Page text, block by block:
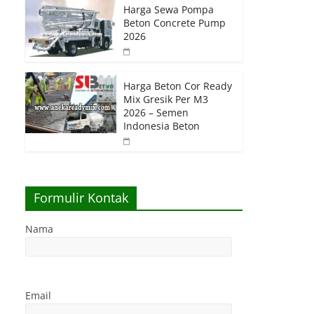
Harga Sewa Pompa
Beton Concrete Pump
2026
Harga Beton Cor Ready
Mix Gresik Per M3
2026 – Semen
Indonesia Beton
Formulir Kontak
Nama
Email